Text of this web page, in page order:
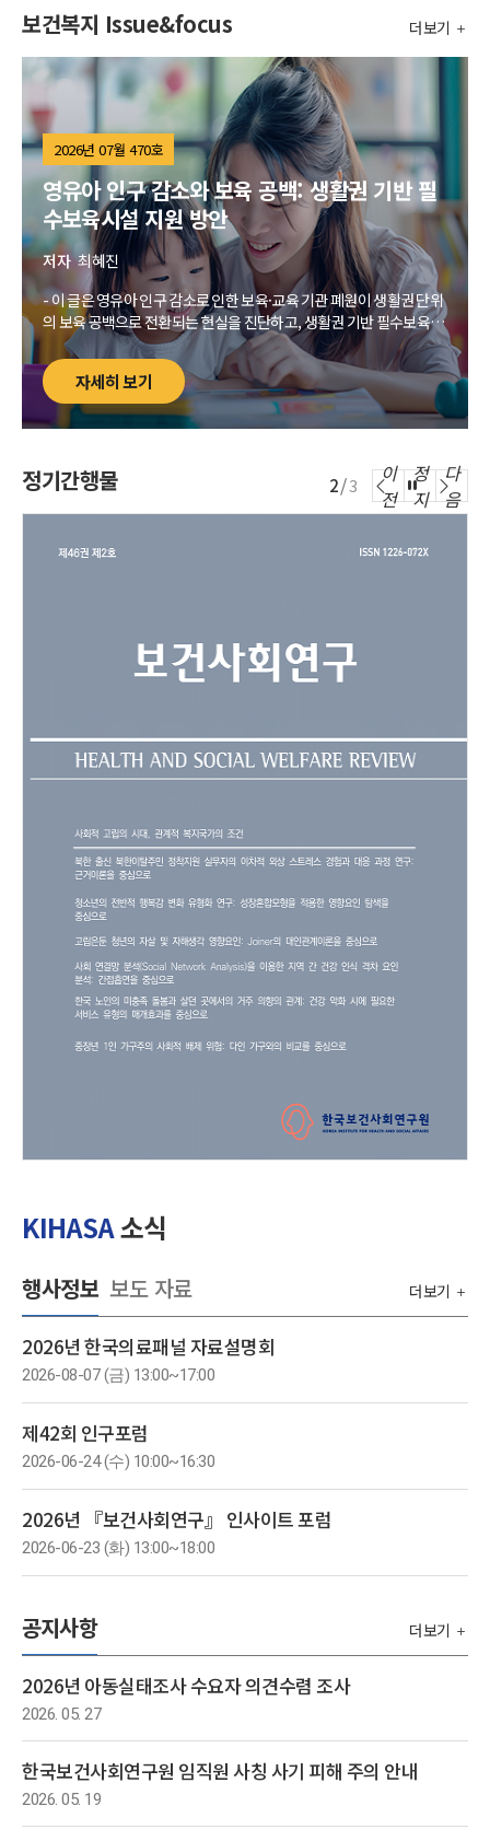
여의 신청 자격을 확대하여 이들을 지원할 수 있는 방안을 제안하였다.
보건복지 Issue&focus
2026년 07월 470호
영유아 인구 감소와 보육 공백: 생활권 기반 필
수보육시설 지원 방안
저자 최혜진
- 이 글은 영유아 인구 감소로 인한 보육·교육 기관 폐원이 생활권 단위
의 보육 공백으로 전환되는 현실을 진단하고, 생활권 기반 필수보육시
설 접근권 보장을 위한 정책 방안을 제시하는 데 목적이 있음.
- 100m 격자 인구 자료, 어린이집·유치원 좌표, 도로망 네트워크를 결
합하여 분석한 결과 차량 생활권 기준 유일커버시설을 다수 산출하였
음. 이들 시설이 폐원할 경우 인근 대체시설을 이용하기 어려워 즉각적
인 돌봄 공백이 발생할 가능성이큼 .
행, 고정비·인건비 부담, 교사 채용난을 겪고 있었고, 부모는 장거리 통
원, 교통비, 아동의 피로, 선택권 약화 등 이용 제약을 부담하고 있었음.
- 향후 보육정책은 시설 공급 확대 중심에서 벗어나 아동이 거주지와
화, 접근성 취약지수 기반 재정 지원을 추진할 필요가 있음.
자세히 보기
더보기
정기간행물 2/3
이
전
정
지
다
음
KIHASA소식
행사정보
2026년 한국의료패널 자료설명회
2026-08-07 (금) 13:00~17:00
제42회 인구포럼
2026-06-24 (수) 10:00~16:30
2026년 『보건사회연구』 인사이트 포럼
2026-06-23 (화) 13:00~18:00
더보기
보도 자료
공지사항
2026년 아동실태조사 수요자 의견수렴 조사
2026. 05. 27
한국보건사회연구원 임직원 사칭 사기 피해 주의 안내
2026. 05. 19
더보기